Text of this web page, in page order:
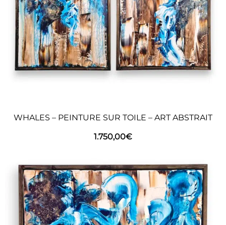
Avec ses couleurs intenses et son relief
surprenant,Chimères 4
apporte une dimension
onirique et vibrante à un intérieur moderne. À
suspendre seule ou au sein d’un accrochage en
série pour stimuler la réflexion et la sensibilité.
WHALES – PEINTURE SUR TOILE – ART ABSTRAIT
1.750,00€